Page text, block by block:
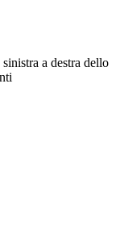
a destra dello